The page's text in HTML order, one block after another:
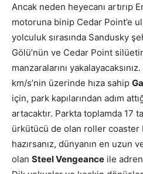
Ancak neden heyecanı artırıp
motoruna binip Cedar Point’e
yolculuk sırasında Sandusky
Gölü’nün ve Cedar Point
manzaralarını
km/s’nin üzerinde hıza sahip
için, park kapılarından adım
artacaktır. Parkta toplamda 17
ürkütücü de olan roller coaster
hazırsanız, dünyanın en uzun
olan Steel Vengeance ile